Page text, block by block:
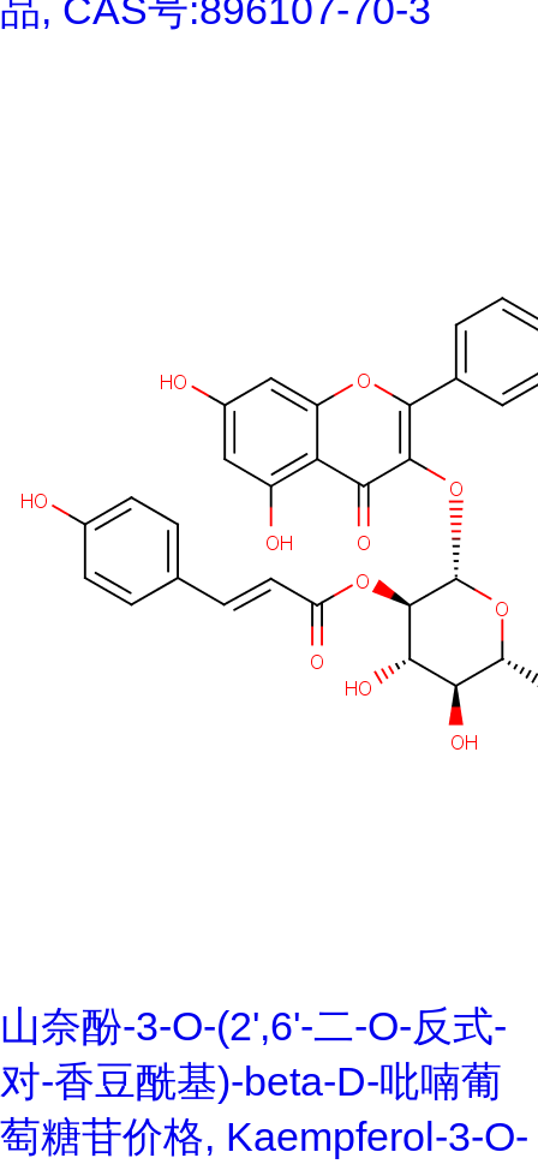
品, CAS号:896107-70-3
山奈酚-3-O-(2',6'-二-O-反式-
对-香豆酰基)-beta-D-吡喃葡
萄糖苷价格, Kaempferol-3-O-